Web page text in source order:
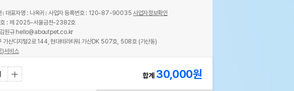
합계 30,000원
대표자명 : 나옥귀 사업자 등록번호 : 120-87-90035사업자정보확인
호 : 제 2025-서울금천-2382호
김원규 hello@aboutpet.co.kr
가산디지털2로 144, 현대테라타워 가산DK 507호, 508호 (가산동)
)서비스